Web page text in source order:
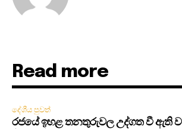
Read more
දේශීය පුවත්
රජයේ ඉහළ තනතුරුවල උද්ගත වී ඇති